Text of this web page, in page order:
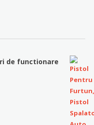
de functionare